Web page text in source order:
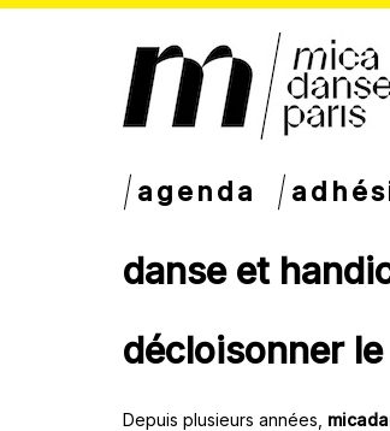
agenda
danse et
décloisonner
Depuis plusieurs années,